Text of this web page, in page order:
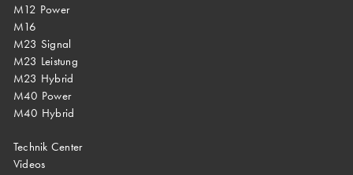
M12 Power
M16
M23 Signal
M23 Leistung
M23 Hybrid
M40 Power
M40 Hybrid
Technik Center
Videos